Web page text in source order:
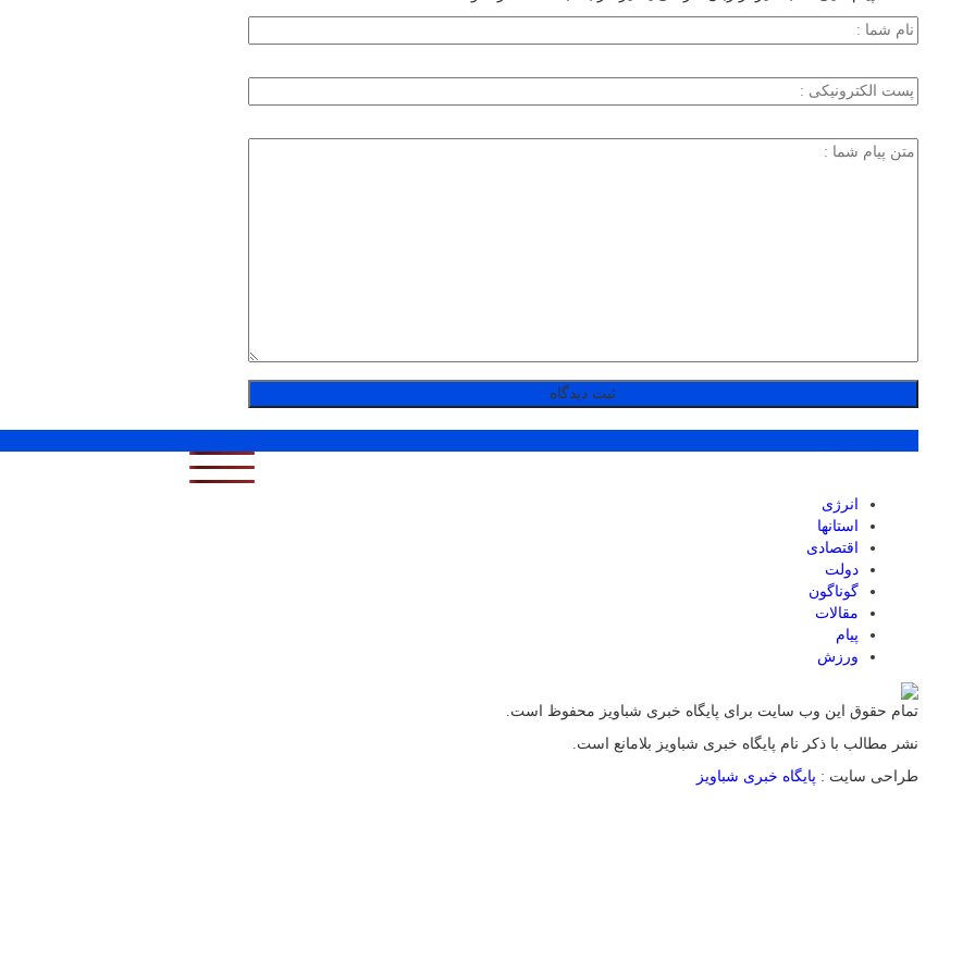
انرژی
استانها
اقتصادی
دولت
گوناگون
مقالات
پیام
ورزش
تمام حقوق این وب سایت برای پایگاه خبری شباویز محفوظ است.
نشر مطالب با ذکر نام پایگاه خبری شباویز بلامانع است.
طراحی سایت : پایگاه خبری شباویز